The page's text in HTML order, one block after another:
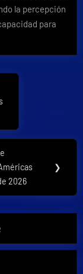
la percepción
para
2026
❯